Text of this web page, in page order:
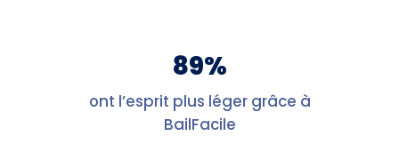
89%
ont l’esprit plus léger grâce à
BailFacile